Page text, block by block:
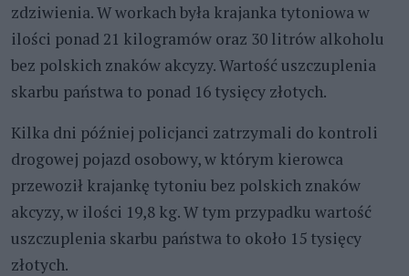
zdziwienia. W workach była krajanka tytoniowa w
ilości ponad 21 kilogramów oraz 30 litrów alkoholu
bez polskich znaków akcyzy. Wartość uszczuplenia
skarbu państwa to ponad 16 tysięcy złotych.
Kilka dni później policjanci zatrzymali do kontroli
drogowej pojazd osobowy, w którym kierowca
przewoził krajankę tytoniu bez polskich znaków
akcyzy, w ilości 19,8 kg. W tym przypadku wartość
uszczuplenia skarbu państwa to około 15 tysięcy
złotych.